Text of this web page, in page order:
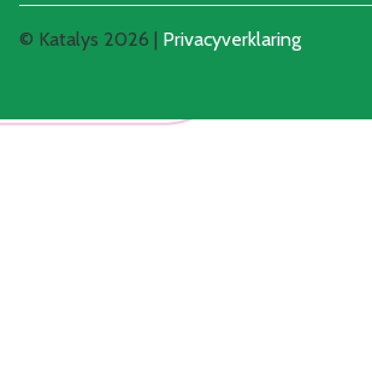
© Katalys 2026 | Privacyverklaring